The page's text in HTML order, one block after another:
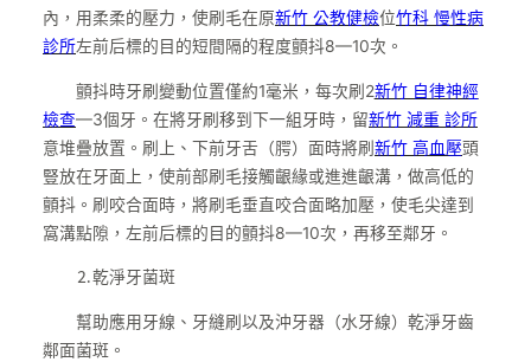
內，用柔柔的壓力，使刷毛在原新竹 公教健檢位竹科 慢性病
診所左前后標的目的短間隔的程度顫抖8—10次。
顫抖時牙刷變動位置僅約1毫米，每次刷2新竹 自律神經
檢查—3個牙。在將牙刷移到下一組牙時，留新竹 減重 診所
意堆疊放置。刷上、下前牙舌（腭）面時將刷新竹 高血壓頭
豎放在牙面上，使前部刷毛接觸齦緣或進進齦溝，做高低的
顫抖。刷咬合面時，將刷毛垂直咬合面略加壓，使毛尖達到
窩溝點隙，左前后標的目的顫抖8—10次，再移至鄰牙。
⒉乾淨牙菌斑
幫助應用牙線、牙縫刷以及沖牙器（水牙線）乾淨牙齒
鄰面菌斑。